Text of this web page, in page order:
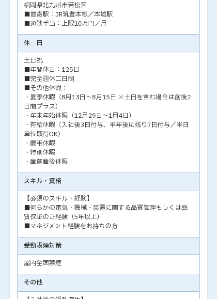
福岡県北九州市若松区
■最寄駅：JR筑豊本線／本城駅
■通勤手当：上限10万円／月
休 日
土日祝
■年間休日：125日
■完全週休二日制
■その他休暇：
・夏季休暇（8月13日～8月15日 ※土日を含む場合は前後2
日間プラス）
・年末年始休暇（12月29日～1月4日）
・有給休暇（入社後3日付与、半年後に残り7日付与／半日
単位取得OK）
・慶弔休暇
・特別休暇
・産前産後休暇
スキル・資格
【必須のスキル・経験】
■何らかの電気・機械・装置に関する品質管理もしくは品
質保証のご経験（5年以上）
■マネジメント経験をお持ちの方
受動喫煙対策
屋内全面禁煙
その他